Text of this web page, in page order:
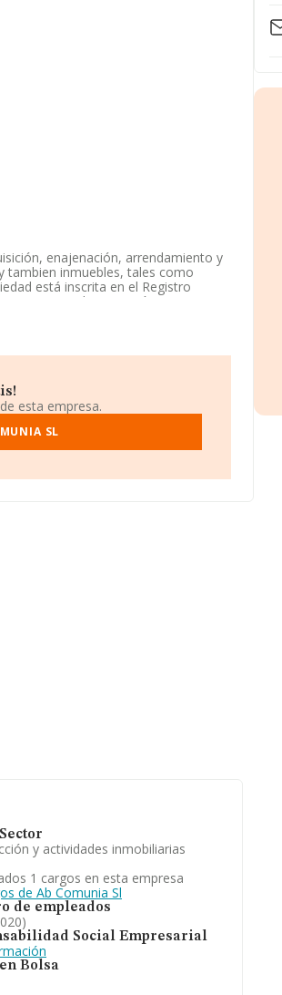
enajenación, arrendamiento y
tambien inmuebles, tales como
está inscrita en el Registro
corresponde a 'Gestión y
sociedad no tiene actividad en
Bethencourt Alfonso núm. 33,
empresas, en el ámbito nacional la
todas las compañías es de 160
provincia de Santa Cruz De
con ventas en el año 2020 de 112
esta empresa.
SL
y actividades inmobiliarias
1 cargos en esta empresa
de Ab Comunia Sl
de empleados
Social Empresarial
Bolsa